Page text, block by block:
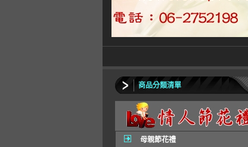
商品分類清單
母親節花禮